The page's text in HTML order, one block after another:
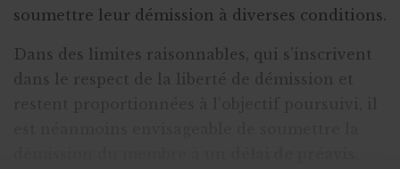
soumettre leur démission à diverses conditions.
Dans des limites raisonnables, qui s’inscrivent